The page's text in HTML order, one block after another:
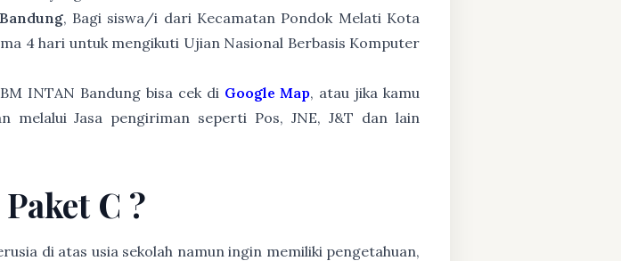
, Bagi siswa/i dari Kecamatan Pondok Melati Kota
4 hari untuk mengikuti Ujian Nasional Berbasis Komputer
INTAN Bandung bisa cek di Google Map, atau jika kamu
melalui Jasa pengiriman seperti Pos, JNE, J&T dan lain
C ?
di atas usia sekolah namun ingin memiliki pengetahuan,